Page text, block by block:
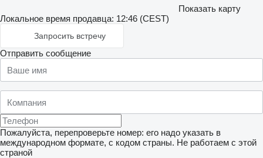
Показать карту
Локальное время продавца: 12:46 (CEST)
Запросить встречу
Отправить сообщение
Пожалуйста, перепроверьте номер: его надо указать в
международном формате, с кодом страны. Не работаем с этой
страной